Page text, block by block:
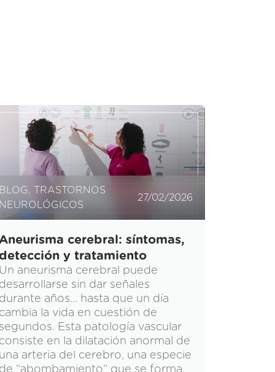
BLOG
TRASTORNOS
NEUROLÓGICOS
27/02/2026
cerebral: síntomas,
detección y tratamiento
Un aneurisma cerebral puede
desarrollarse sin dar señales
durante años… hasta que un día
cambia la vida en cuestión de
segundos. Esta patología vascular
consiste en la dilatación anormal de
una arteria del cerebro, una especie
de “abombamiento” que se forma